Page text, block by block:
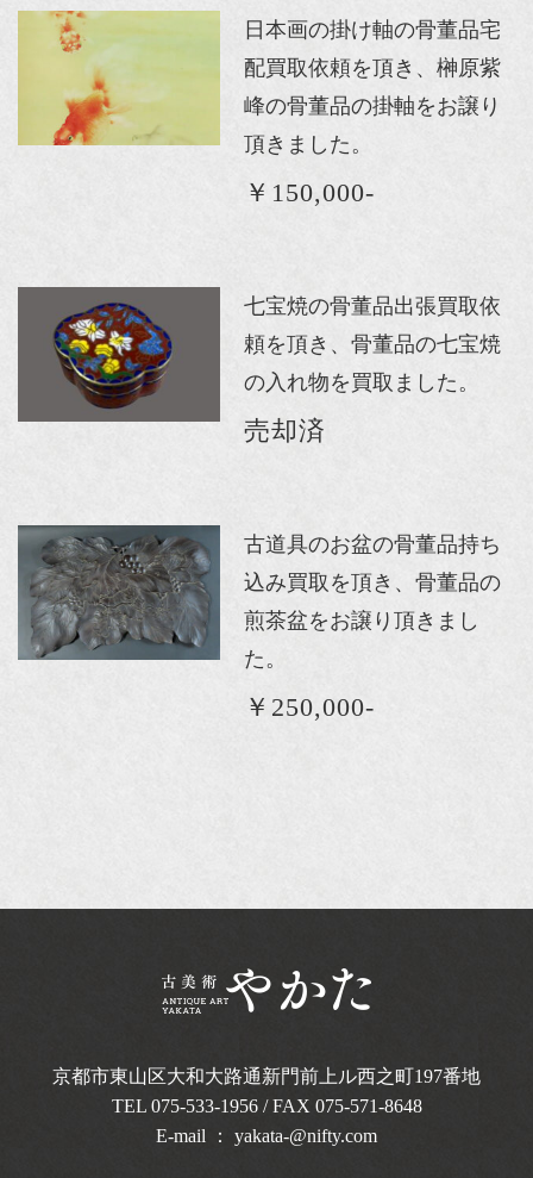
日本画の掛け軸の骨董品宅
配買取依頼を頂き、榊原紫
峰の骨董品の掛軸をお譲り
頂きました。
￥150,000-
七宝焼の骨董品出張買取依
頼を頂き、骨董品の七宝焼
の入れ物を買取ました。
売却済
古道具のお盆の骨董品持ち
込み買取を頂き、骨董品の
煎茶盆をお譲り頂きまし
た。
￥250,000-
京都市東山区大和大路通新門前上ル西之町197番地
TEL 075-533-1956/ FAX 075-571-8648
E-mail ： yakata-@nifty.com